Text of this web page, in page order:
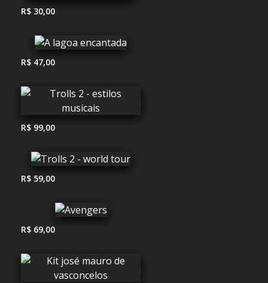
R$ 30,00
R$ 47,00
R$ 99,00
R$ 59,00
R$ 69,00